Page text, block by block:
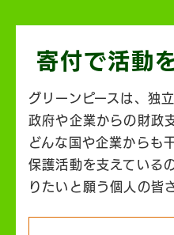
寄付で活動
グリーンピースは、独
政府や企業からの財政
どんな国や企業からも
保護活動を支えている
りたいと願う個人の皆